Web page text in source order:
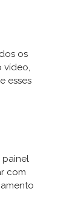
os
esses
painel
com